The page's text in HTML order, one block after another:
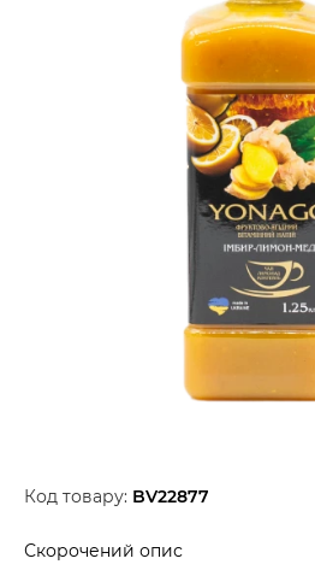
Код товару: BV22877
Скорочений опис